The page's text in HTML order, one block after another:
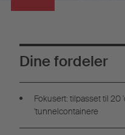
Dine fordeler
Fokusert: tilpasset til
'tunnelcontainere